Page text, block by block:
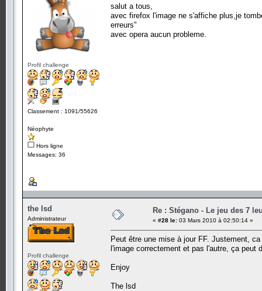
Profil challenge
Classement : 1091/55626
Néophyte
Hors ligne
Messages: 36
salut a tous,
avec firefox l'image ne s'affiche plus,je
erreurs"
avec opera aucun probleme.
the lsd
Administrateur
Profil challenge
Re : Stégano - Le jeu des 7
« #28 le: 03 Mars 2010 à 02:50:14 »
Peut être une mise à jour FF. Justement,
l'image correctement et pas l'autre, ça peut
Enjoy
The lsd